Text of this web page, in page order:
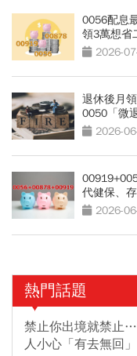
0056配息
領3萬想省
看 2026-
退休後月
0050「微
公開2026-
代健保、
2026-
熱門話題
禁止你出境就禁止
人小心「有去無回